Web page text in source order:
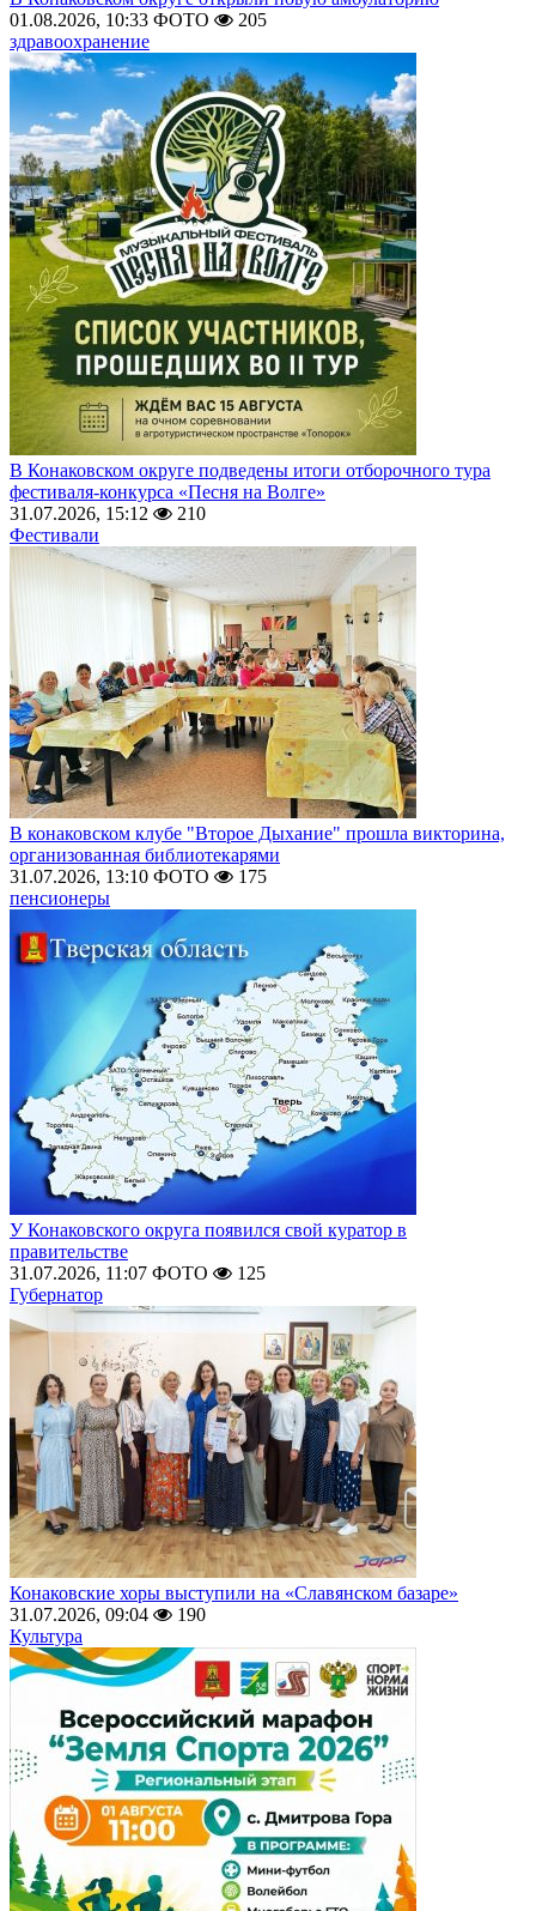
01.08.2026, 10:33 ФОТО
205
здравоохранение
В Конаковском округе подведены итоги отборочного тура
фестиваля-конкурса «Песня на Волге»
31.07.2026, 15:12
210
Фестивали
В конаковском клубе "Второе Дыхание" прошла викторина,
организованная библиотекарями
31.07.2026, 13:10 ФОТО
175
пенсионеры
У Конаковского округа появился свой куратор в
правительстве
31.07.2026, 11:07 ФОТО
125
Губернатор
Конаковские хоры выступили на «Славянском базаре»
31.07.2026, 09:04
190
Культура